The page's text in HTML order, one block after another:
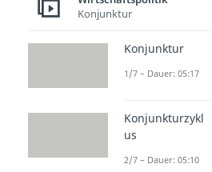
dieses Geld
Investitionen
sind
abzubauen.
Konjunktur
Konjunktur
1/7 – Dauer: 05:17
Konjunkturzykl
us
2/7 – Dauer: 05:10